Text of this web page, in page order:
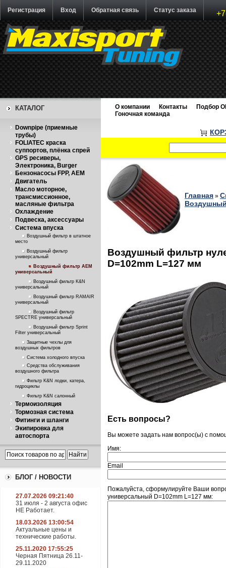
Регистрация Вход Обратная связь Статус заказа
КАТАЛОГ
Downpipe (приемные
трубы)
FOLIATEC краска
суппортов, плёнка спрей
GPS ресиверы,
Электроника, Burger
Бензонасосы FPP, AEM
Двигатель
Масло моторное,
трансмиссионное,
масляные фильтра
Охлаждение
Подвеска, аксессуары
Система впуска
Воздушный фильтр в штатное
место
Воздушный фильтр
универсальный
Воздушный фильтр AEM
универсальный
Воздушный фильтр K&N
универсальный
Воздушный фильтр RAMAIR
универсальный
Воздушный фильтр
SPECTRE универсальный
Воздушный фильтр Sprint
Filter универсальный
Защитные чехлы для
воздушных фильтров
Система холодного впуска
Средства обслуживания
воздушного фильтра
Фильтр K&N лодки, катера,
гидроциклы
Фильтр K&N салонный
Термоизоляция
Тормозная система
Фитинги и шланги
Экипировка для
автоспорта
БЛОГ / НОВОСТИ
27.07.2026 09:21:40
31 июля - 2 августа офис
НЕ Работает.
18.03.2026 13:00:54
Актуальные цены и
технические работы.
25.11.2020 17:55:25
Черная Пятница 26.11-
29.11.2020
О компании Контакты
Подбор
Гоночная команда
Главная »
Воздушный фильтр
D=102mm L=127 мм
Есть вопросы?
Вы можете задать нам вопрос(ы) с
Имя:
Email
Пожалуйста, сформулируйте Ваши
универсальный D=102mm L=127 мм: